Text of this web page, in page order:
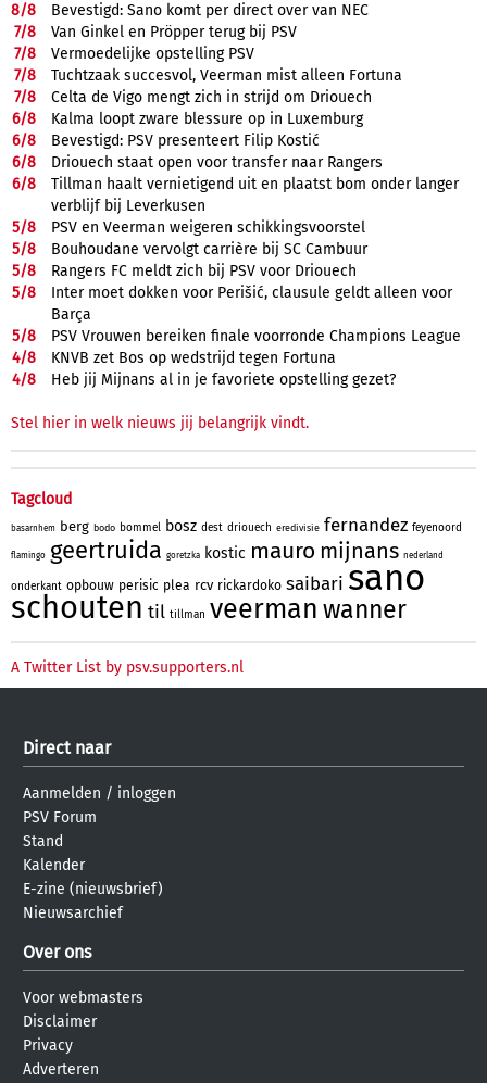
8/8
Bevestigd: Sano komt per direct over van NEC
7/8
Van Ginkel en Pröpper terug bij PSV
7/8
Vermoedelijke opstelling PSV
7/8
Tuchtzaak succesvol, Veerman mist alleen Fortuna
7/8
Celta de Vigo mengt zich in strijd om Driouech
6/8
Kalma loopt zware blessure op in Luxemburg
6/8
Bevestigd: PSV presenteert Filip Kostić
6/8
Driouech staat open voor transfer naar Rangers
6/8
Tillman haalt vernietigend uit en plaatst bom onder langer
verblijf bij Leverkusen
5/8
PSV en Veerman weigeren schikkingsvoorstel
5/8
Bouhoudane vervolgt carrière bij SC Cambuur
5/8
Rangers FC meldt zich bij PSV voor Driouech
5/8
Inter moet dokken voor Perišić, clausule geldt alleen voor
Barça
5/8
PSV Vrouwen bereiken finale voorronde Champions League
4/8
KNVB zet Bos op wedstrijd tegen Fortuna
4/8 Heb jij Mijnans al in je favoriete opstelling gezet?
Stel hier in welk nieuws jij belangrijk vindt.
Tagcloud
basarnhem berg bodo bommel bosz dest driouech eredivisie fernandez feyenoord
flamingo geertruida goretzka kostic mauro mijnans nederland
onderkant opbouw perisic plea rcv rickardoko saibari sano
schouten til tillman veerman wanner
A Twitter List by psv.supporters.nl
Direct naar
Aanmelden / inloggen
PSV Forum
Stand
Kalender
E-zine (nieuwsbrief)
Nieuwsarchief
Over ons
Voor webmasters
Disclaimer
Privacy
Adverteren